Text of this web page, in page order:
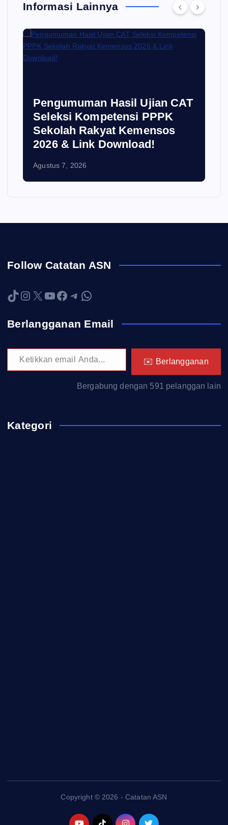
Informasi Lainnya
Pengumuman Hasil Ujian CAT
Seleksi Kompetensi PPPK
Sekolah Rakyat Kemensos
2026 & Link Download!
Agustus 7, 2026
Follow Catatan ASN
TikTok Instagram X YouTube Facebook Telegram WhatsApp
Berlangganan Email
Ketikkan email Anda...
✉️ Berlangganan
Bergabung dengan 591 pelanggan lain
Kategori
Copyright © 2026 - Catatan ASN